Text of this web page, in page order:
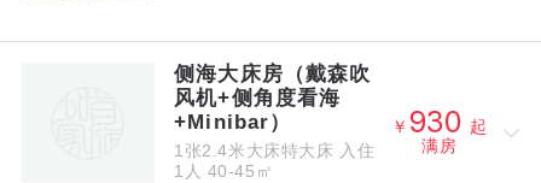
侧海大床房（戴森吹
风机+侧角度看海
+Minibar）
1张2.4米大床特大床 入住
1人 40-45㎡
￥ 
起
满房